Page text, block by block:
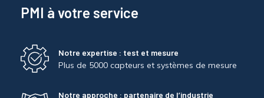
PMI à votre service
Notre expertise : test et mesure
Plus de 5000 capteurs et systèmes de mesure
Notre approche : partenaire de l’industrie